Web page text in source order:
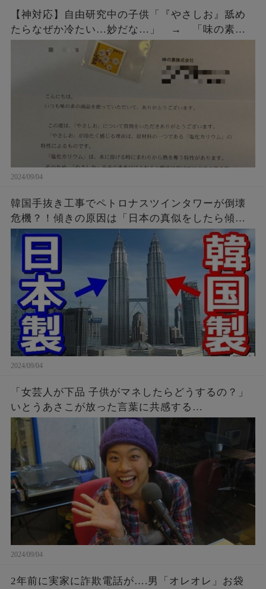
【神対応】自由研究中の子供「『やさしお』舐め
たらなぜか冷たい…妙だな…」 → 「味の素」
にメールではなく直接手紙を出したら、企業から
◯◯◯をもらう！
2024/09/04
韓国手抜き工事でペトロナスツインタワーが倒壊
危機？！傾きの原因は「日本の真似をしたら傾い
たニダ！」
2024/09/04
「女芸人が下品 子供がマネしたらどうするの？」
いとうあさこが放った言葉に共感する…
2024/09/04
2年前に実家に詐欺電話が….男「オレオレ」お袋